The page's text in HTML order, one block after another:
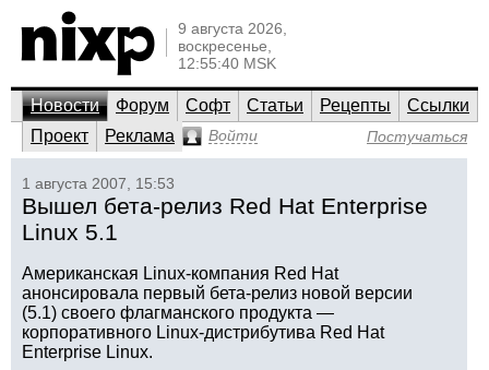
9 августа 2026,
воскресенье,
12:55:40 MSK
Новости Форум Софт Статьи Рецепты
Ссылки
Проект
Реклама Войти Постучаться
1 августа 2007, 15:53
Вышел бета-релиз Red Hat Enterprise
Linux 5.1
Американская Linux-компания Red Hat
анонсировала первый бета-релиз новой версии
(5.1) своего флагманского продукта —
корпоративного Linux-дистрибутива Red Hat
Enterprise Linux.